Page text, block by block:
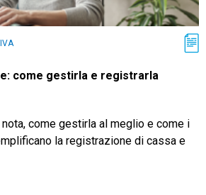
come gestirla e registrarla
nota, come gestirla al meglio e come i
la registrazione di cassa e